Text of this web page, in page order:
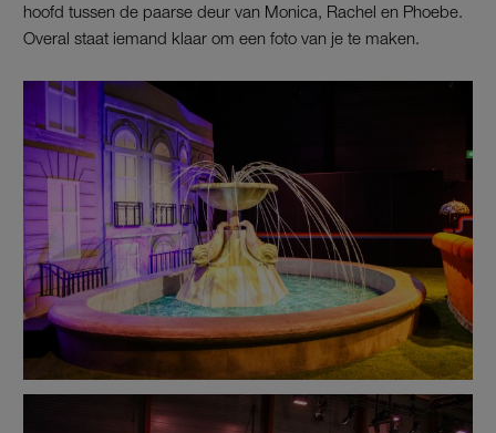
hoofd tussen de paarse deur van Monica, Rachel en Phoebe.
Overal staat iemand klaar om een foto van je te maken.